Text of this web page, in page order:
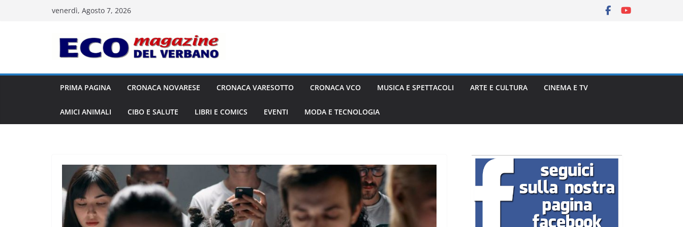
venerdì, Agosto 7, 2026
PRIMA PAGINA CRONACA NOVARESE CRONACA VARESOTTO CRONACA VCO MUSICA E SPETTACOLI ARTE E CULTURA CINEMA E TV
AMICI ANIMALI CIBO E SALUTE LIBRI E COMICS EVENTI MODA E TECNOLOGIA